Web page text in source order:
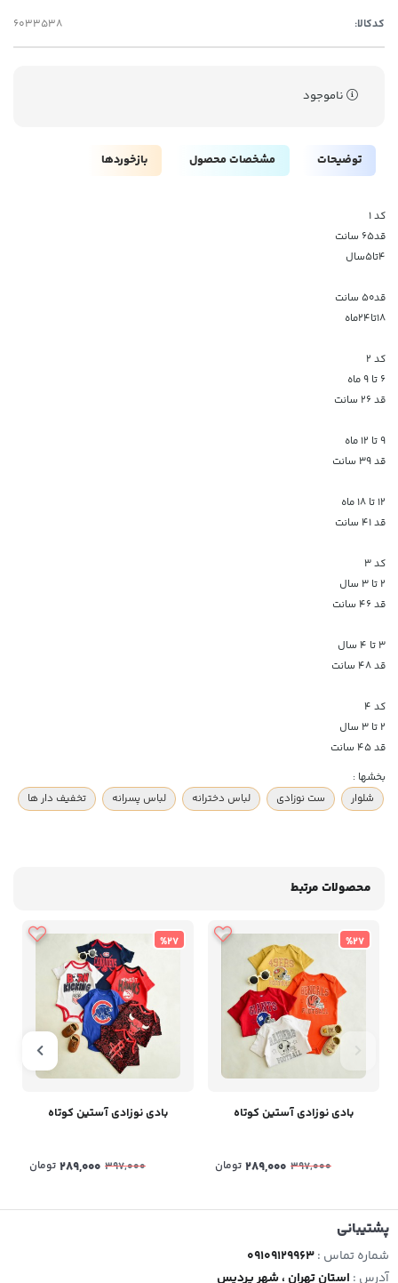
کدکالا:
ناموجود
توضیحات مشخصات محصول بازخوردها
کد ۱
قد۶۵ سانت
۴تا۵سال
قد۵۰ سانت
۱۸تا۲۴ماه
کد ۲
۶ تا ۹ ماه
قد ۲۶ سانت
۹ تا ۱۲ ماه
قد ۳۹ سانت
۱۲ تا ۱۸ ماه
قد ۴۱ سانت
کد ۳
۲ تا ۳ سال
قد ۴۶ سانت
۳ تا ۴ سال
قد ۴۸ سانت
کد ۴
۲ تا ۳ سال
قد ۴۵ سانت
بخشها :
شلوار
ست نوزادی لباس دخترانه لباس پسرانه تخفیف دار ها
محصولات مرتبط
%27
بادی نوزادی آستین کوتاه
397,000
289,000 تومان
%27
بادی نوزادی آستین کوتاه
397,000
289,000 تومان
پشتیبانی
شماره تماس :09109129963
آدرس : استان تهران ، شهر پردیس